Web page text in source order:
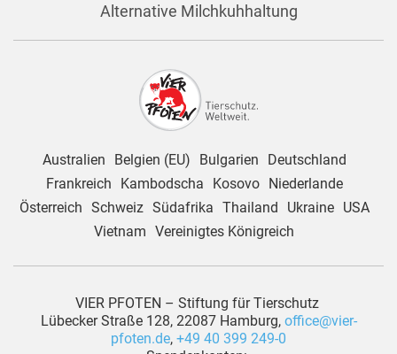
Alternative Milchkuhhaltung
Australien Belgien (EU) Bulgarien
Deutschland
Frankreich
Kambodscha Kosovo
Niederlande
Österreich Schweiz Südafrika Thailand Ukraine
USA
Vietnam Vereinigtes Königreich
VIER PFOTEN – Stiftung für Tierschutz
Lübecker Straße 128, 22087 Hamburg, office@vier-
pfoten.de, +49 40 399 249-0